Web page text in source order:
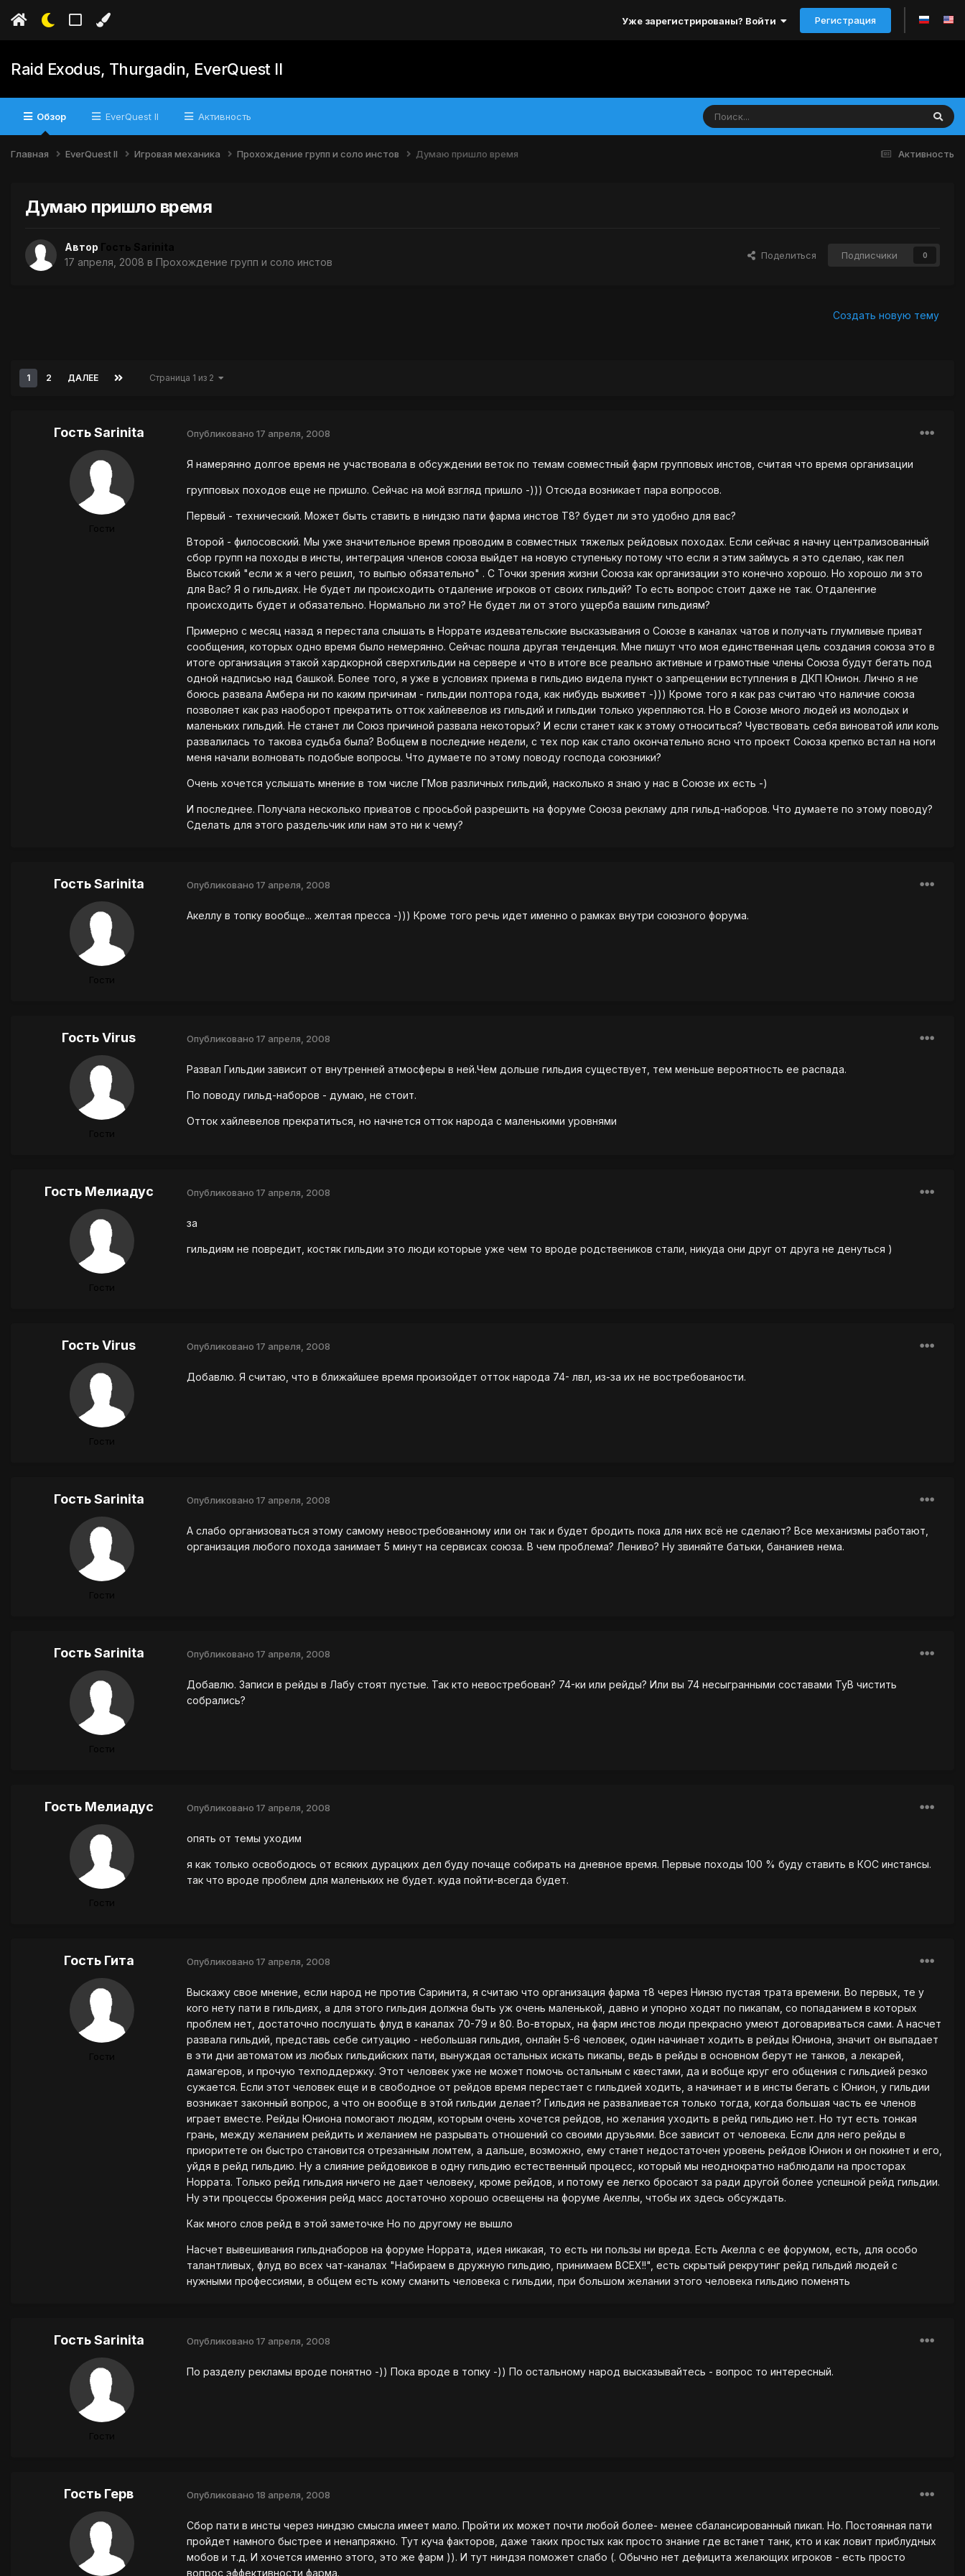
Уже зарегистрированы? Войти Регистрация
Raid Exodus, Thurgadin, EverQuest II
Обзор EverQuest II Активность
Активность
Главная EverQuest II Игровая механика Прохождение групп и соло инстов Думаю пришло время
Думаю пришло время
Автор
17 апреля, 2008 в Прохождение групп и соло инстов
Поделиться Подписчики 0
Создать новую тему
1 2 ДАЛЕЕ Страница 1 из 2
Гость Sarinita Опубликовано 17 апреля, 2008
Я намерянно долгое время не участвовала в обсуждении веток по темам совместный фарм групповых инстов, считая что время организации
групповых походов еще не пришло. Сейчас на мой взгляд пришло -))) Отсюда возникает пара вопросов.
Первый - технический. Может быть ставить в ниндзю пати фарма инстов Т8? будет ли это удобно для вас?
Второй - филосовский. Мы уже значительное время проводим в совместных тяжелых рейдовых походах. Если сейчас я начну централизованный
сбор групп на походы в инсты, интеграция членов союза выйдет на новую ступеньку потому что если я этим займусь я это сделаю, как пел
Высотский "если ж я чего решил, то выпью обязательно" . С Точки зрения жизни Союза как организации это конечно хорошо. Но хорошо ли это
для Вас? Я о гильдиях. Не будет ли происходить отдаление игроков от своих гильдий? То есть вопрос стоит даже не так. Отдаленгие
происходить будет и обязательно. Нормально ли это? Не будет ли от этого ущерба вашим гильдиям?
Примерно с месяц назад я перестала слышать в Норрате издевательские высказывания о Союзе в каналах чатов и получать глумливые приват
сообщения, которых одно время было немерянно. Сейчас пошла другая тенденция. Мне пишут что моя единственная цель создания союза это в
итоге организация этакой хардкорной сверхгильдии на сервере и что в итоге все реально активные и грамотные члены Союза будут бегать под
одной надписью над башкой. Более того, я уже в условиях приема в гильдию видела пункт о запрещении вступления в ДКП Юнион. Лично я не
боюсь развала Амбера ни по каким причинам - гильдии полтора года, как нибудь выживет -))) Кроме того я как раз считаю что наличие союза
позволяет как раз наоборот прекратить отток хайлевелов из гильдий и гильдии только укрепляются. Но в Союзе много людей из молодых и
маленьких гильдий. Не станет ли Союз причиной развала некоторых? И если станет как к этому относиться? Чувствовать себя виноватой или коль
развалилась то такова судьба была? Вобщем в последние недели, с тех пор как стало окончательно ясно что проект Союза крепко встал на ноги
меня начали волновать подобые вопросы. Что думаете по этому поводу господа союзники?
Очень хочется услышать мнение в том числе ГМов различных гильдий, насколько я знаю у нас в Союзе их есть -)
И последнее. Получала несколько приватов с просьбой разрешить на форуме Союза рекламу для гильд-наборов. Что думаете по этому поводу?
Сделать для этого раздельчик или нам это ни к чему?
Гость Sarinita Опубликовано 17 апреля, 2008
Акеллу в топку вообще... желтая пресса -))) Кроме того речь идет именно о рамках внутри союзного форума.
Гость Virus Опубликовано 17 апреля, 2008
Развал Гильдии зависит от внутренней атмосферы в ней.Чем дольше гильдия существует, тем меньше вероятность ее распада.
По поводу гильд-наборов - думаю, не стоит.
Отток хайлевелов прекратиться, но начнется отток народа с маленькими уровнями
Гость Мелиадус Опубликовано 17 апреля, 2008
за
гильдиям не повредит, костяк гильдии это люди которые уже чем то вроде родствеников стали, никуда они друг от друга не денуться )
Гость Virus Опубликовано 17 апреля, 2008
Добавлю. Я считаю, что в ближайшее время произойдет отток народа 74- лвл, из-за их не востребованости.
Гость Sarinita Опубликовано 17 апреля, 2008
А слабо организоваться этому самому невостребованному или он так и будет бродить пока для них всё не сделают? Все механизмы работают,
организация любого похода занимает 5 минут на сервисах союза. В чем проблема? Лениво? Ну звиняйте батьки, бананиев нема.
Гость Sarinita Опубликовано 17 апреля, 2008
Добавлю. Записи в рейды в Лабу стоят пустые. Так кто невостребован? 74-ки или рейды? Или вы 74 несыгранными составами ТуВ чистить
собрались?
Гость Мелиадус Опубликовано 17 апреля, 2008
опять от темы уходим
я как только освободюсь от всяких дурацких дел буду почаще собирать на дневное время. Первые походы 100 % буду ставить в КОС инстансы.
так что вроде проблем для маленьких не будет. куда пойти-всегда будет.
Гость Гита Опубликовано 17 апреля, 2008
Выскажу свое мнение, если народ не против Саринита, я считаю что организация фарма т8 через Нинзю пустая трата времени. Во первых, те у
кого нету пати в гильдиях, а для этого гильдия должна быть уж очень маленькой, давно и упорно ходят по пикапам, со попаданием в которых
проблем нет, достаточно послушать флуд в каналах 70-79 и 80. Во-вторых, на фарм инстов люди прекрасно умеют договариваться сами. А насчет
развала гильдий, представь себе ситуацию - небольшая гильдия, онлайн 5-6 человек, один начинает ходить в рейды Юниона, значит он выпадает
в эти дни автоматом из любых гильдийских пати, вынуждая остальных искать пикапы, ведь в рейды в основном берут не танков, а лекарей,
дамагеров, и прочую техподдержку. Этот человек уже не может помочь остальным с квестами, да и вобще круг его общения с гильдией резко
сужается. Если этот человек еще и в свободное от рейдов время перестает с гильдией ходить, а начинает и в инсты бегать с Юнион, у гильдии
возникает законный вопрос, а что он вообще в этой гильдии делает? Гильдия не разваливается только тогда, когда большая часть ее членов
играет вместе. Рейды Юниона помогают людям, которым очень хочется рейдов, но желания уходить в рейд гильдию нет. Но тут есть тонкая
грань, между желанием рейдить и желанием не разрывать отношений со своими друзьями. Все зависит от человека. Если для него рейды в
приоритете он быстро становится отрезанным ломтем, а дальше, возможно, ему станет недостаточен уровень рейдов Юнион и он покинет и его,
уйдя в рейд гильдию. Ну а слияние рейдовиков в одну гильдию естественный процесс, который мы неоднократно наблюдали на просторах
Норрата. Только рейд гильдия ничего не дает человеку, кроме рейдов, и потому ее легко бросают за ради другой более успешной рейд гильдии.
Ну эти процессы брожения рейд масс достаточно хорошо освещены на форуме Акеллы, чтобы их здесь обсуждать.
Как много слов рейд в этой заметочке Но по другому не вышло
Насчет вывешивания гильднаборов на форуме Норрата, идея никакая, то есть ни пользы ни вреда. Есть Акелла с ее форумом, есть, для особо
талантливых, флуд во всех чат-каналах "Набираем в дружную гильдию, принимаем ВСЕХ!!", есть скрытый рекрутинг рейд гильдий людей с
нужными профессиями, в общем есть кому сманить человека с гильдии, при большом желании этого человека гильдию поменять
Гость Sarinita Опубликовано 17 апреля, 2008
По разделу рекламы вроде понятно -)) Пока вроде в топку -)) По остальному народ высказывайтесь - вопрос то интересный.
Гость Герв Опубликовано 18 апреля, 2008
Сбор пати в инсты через ниндзю смысла имеет мало. Пройти их может почти любой более- менее сбалансированный пикап. Но. Постоянная пати
пройдет намного быстрее и ненапряжно. Тут куча факторов, даже таких простых как просто знание где встанет танк, кто и как ловит приблудных
мобов и т.д. И хочется именно этого, это же фарм )). И тут ниндзя поможет слабо (. Обычно нет дефицита желающих игроков - есть просто
вопрос эффективности фарма.